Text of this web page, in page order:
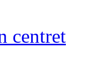
centret